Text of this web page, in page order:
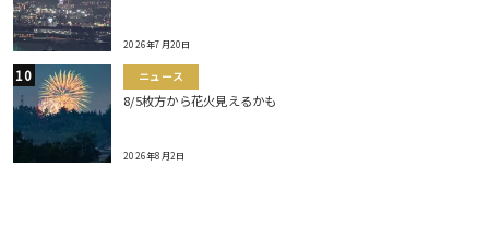
2026年7月20日
ニュース
8/5枚方から花火見えるかも
2026年8月2日